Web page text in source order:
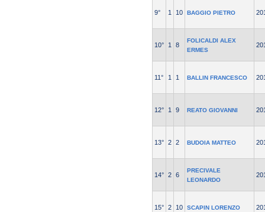
9° 1 10 BAGGIO PIETRO
10° 1 8
FOLICALDI ALEX
ERMES
11° 1 1 BALLIN FRANCESCO
12° 1 9 REATO GIOVANNI
13° 2 2 BUDOIA MATTEO
14° 2 6
PRECIVALE
LEONARDO
15° 2 10 SCAPIN LORENZO